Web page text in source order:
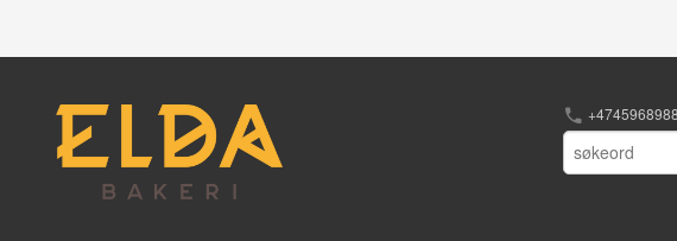
+4745968988